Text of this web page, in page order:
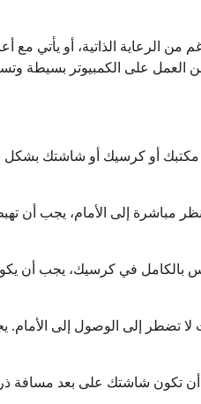
من الرعاية الذاتية، أو
مكتبك أو كرسيك أو شاشتك
مباشرة إلى الأمام، يجب أن
بالكامل في كرسيك، يجب
أن تكون شاشتك على بعد